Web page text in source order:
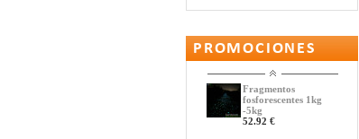
PROMOCIONES
Fragmentos
fosforescentes 1kg
-5kg
52.92 €